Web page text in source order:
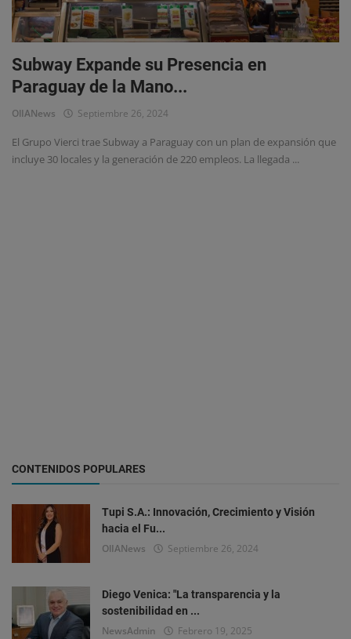
Eventos
Subway Expande su Presencia en
Paraguay de la Mano...
OlIANews Septiembre 26, 2024
El Grupo Vierci trae Subway a Paraguay con un plan de expansión que
incluye 30 locales y la generación de 220 empleos. La llegada ...
CONTENIDOS POPULARES
Tupi S.A.: Innovación, Crecimiento y Visión
hacia el Fu...
OlIANews Septiembre 26, 2024
Diego Venica: "La transparencia y la
sostenibilidad en ...
NewsAdmin Febrero 19, 2025